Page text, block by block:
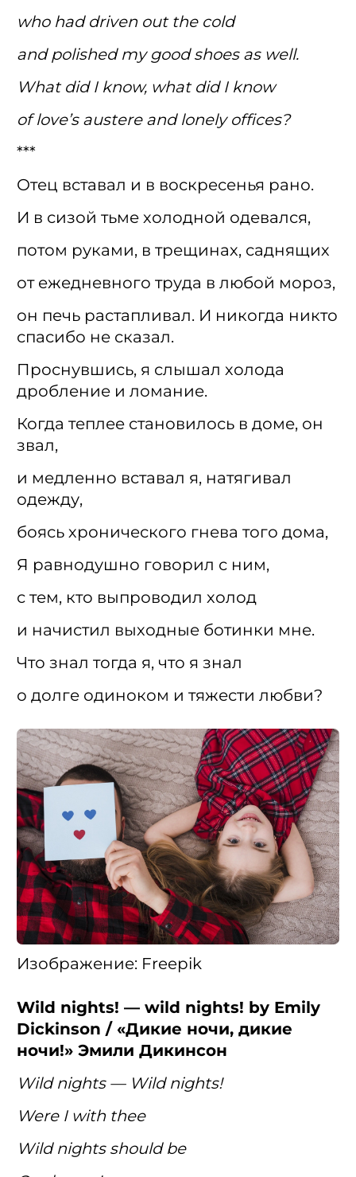
who had driven out the cold
and polished my good shoes as well.
What did I know, what did I know
of love’s austere and lonely offices?
***
Отец вставал и в воскресенья рано.
И в сизой тьме холодной одевался,
потом руками, в трещинах, саднящих
от ежедневного труда в любой мороз,
он печь растапливал. И никогда никто
спасибо не сказал.
Проснувшись, я слышал холода
дробление и ломание.
Когда теплее становилось в доме, он
звал,
и медленно вставал я, натягивал
одежду,
боясь хронического гнева того дома,
Я равнодушно говорил с ним,
с тем, кто выпроводил холод
и начистил выходные ботинки мне.
Что знал тогда я, что я знал
о долге одиноком и тяжести любви?
Изображение: Freepik
Wild nights! — wild nights! by Emily
Dickinson / «Дикие ночи, дикие
ночи!» Эмили Дикинсон
Wild nights — Wild nights!
Were I with thee
Wild nights should be